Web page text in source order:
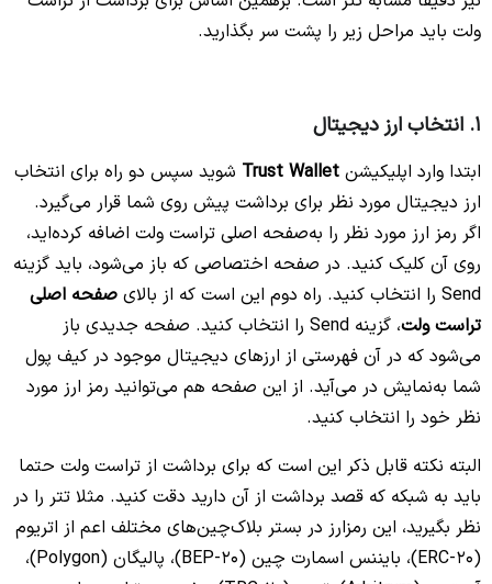
ولت باید مراحل زیر را پشت سر بگذارید.
1. انتخاب ارز دیجیتال
ابتدا وارد اپلیکیشن Trust Wallet شوید سپس دو راه برای انتخاب
ارز دیجیتال مورد نظر برای برداشت پیش روی شما قرار می‌گیرد.
اگر رمز ارز مورد نظر را به‌صفحه اصلی تراست ولت اضافه کرده‌اید،
روی آن کلیک کنید. در صفحه اختصاصی که باز می‌شود، باید گزینه
Send را انتخاب کنید. راه دوم این است که از بالای
صفحه اصلی
تراست ولت
، گزینه Send را انتخاب کنید. صفحه جدیدی باز
می‌شود که در آن فهرستی از ارزهای دیجیتال موجود در کیف پول
شما به‌نمایش در می‌آید. از این صفحه هم می‌توانید رمز ارز مورد
نظر خود را انتخاب کنید.
البته نکته قابل ذکر این است که برای برداشت از تراست ولت حتما
باید به شبکه که قصد برداشت از آن دارید دقت کنید. مثلا تتر را در
نظر بگیرید، این رمزارز در بستر بلاک‌چین‌های مختلف اعم از اتریوم
(ERC-20)، بایننس اسمارت چین (BEP-20)، پالیگان (Polygon)،